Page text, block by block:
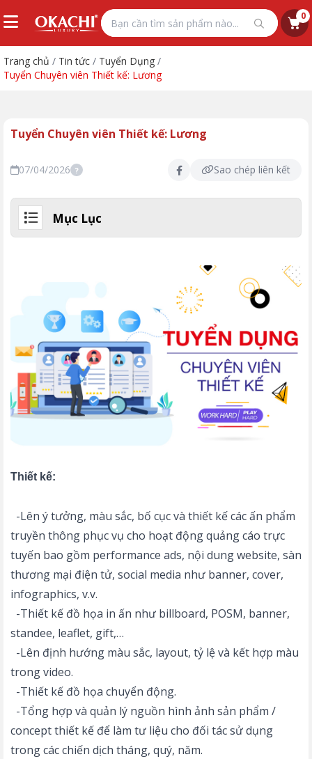
0
Trang chủ / Tin tức / Tuyển Dụng /
Tuyển Chuyên viên Thiết kế: Lương
Tuyển Chuyên viên Thiết kế: Lương
07/04/2026 ? Sao chép liên kết
Mục Lục
Thiết kế:
-Lên ý tưởng, màu sắc, bố cục và thiết kế các ấn phẩm
truyền thông phục vụ cho hoạt động quảng cáo trực
tuyến bao gồm performance ads, nội dung website, sàn
thương mại điện tử, social media như banner, cover,
infographics, v.v.
-Thiết kế đồ họa in ấn như billboard, POSM, banner,
standee, leaflet, gift,…
-Lên định hướng màu sắc, layout, tỷ lệ và kết hợp màu
trong video.
-Thiết kế đồ họa chuyển động.
-Tổng hợp và quản lý nguồn hình ảnh sản phẩm /
concept thiết kế để làm tư liệu cho đối tác sử dụng
trong các chiến dịch tháng, quý, năm.